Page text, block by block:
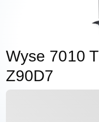
Wyse 7010
Z90D7